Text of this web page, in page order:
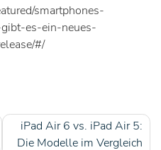
smartphones-
es-ein-neues-
#/
iPad Air 6 vs. iPad Air 5:
Die Modelle im Vergleich